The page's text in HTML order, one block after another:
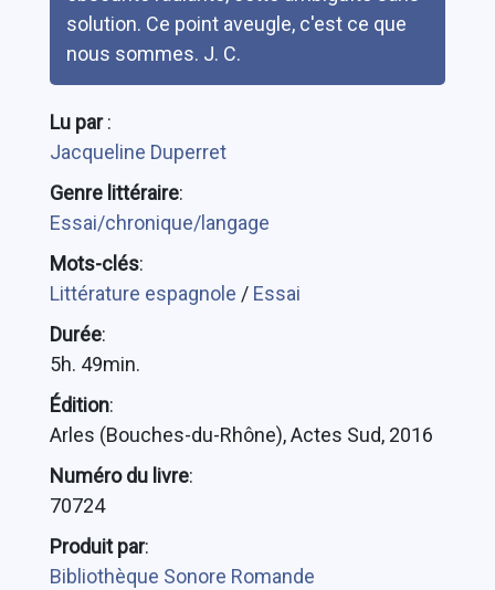
solution. Ce point aveugle, c'est ce que
nous sommes. J. C.
Lu par:
Jacqueline Duperret
Genre littéraire:
Essai/chronique/langage
Mots-clés:
Littérature espagnole / Essai
Durée:
5h. 49min.
Édition:
Arles (Bouches-du-Rhône), Actes Sud, 2016
Numéro du livre:
70724
Produit par:
Bibliothèque Sonore Romande